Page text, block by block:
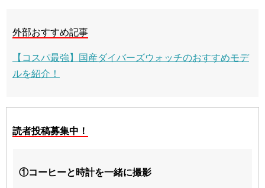
外部おすすめ記事
【コスパ最強】国産ダイバーズウォッチのおすすめモデ
ルを紹介！
読者投稿募集中！
①コーヒーと時計を一緒に撮影